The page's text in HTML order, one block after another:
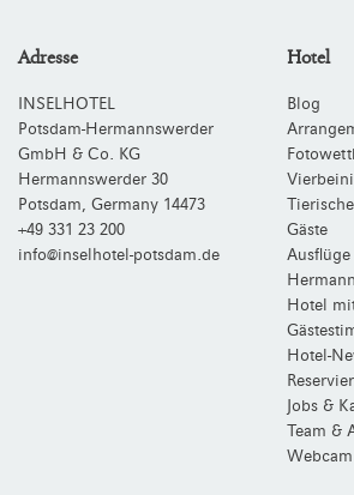
Adresse
INSELHOTEL
Potsdam-Hermannswerder
GmbH & Co. KG
Hermannswerder 30
Potsdam, Germany 14473
+49 331 23 200
info@inselhotel-potsdam.de
Hotel
Blog
Gäste
Hotel
Hotel-
Jobs &
Team &
Webcam